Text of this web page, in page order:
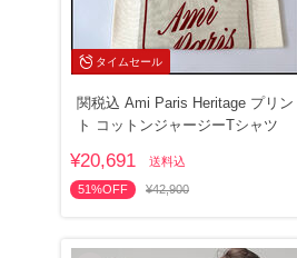
タイムセール
関税込 Ami Paris Heritage プリン
ト コットンジャージーTシャツ
¥20,691 送料込
51%OFF ¥42,900